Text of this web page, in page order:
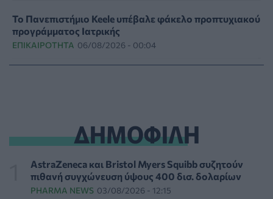
Το Πανεπιστήμιο Keele υπέβαλε φάκελο προπτυχιακού
προγράμματος Ιατρικής
ΕΠΙΚΑΙΡΌΤΗΤΑ 06/08/2026 - 00:04
Γεωργιάδης: «Δεν έπεσε η ψευδοροφή στα ΤΕΠ του
Νοσοκομείου Κορίνθου, την ξήλωσαν»
ΠΟΛΙΤΙΚΉ ΥΓΕΊΑΣ 05/08/2026 - 21:53
Ιαπωνικό θαύμα κατά της περιοδοντίτιδας:
ΔΗΜΟΦΙΛΗ
AstraZeneca και Bristol Myers Squibb συζητούν
πιθανή συγχώνευση ύψους 400 δισ. δολαρίων
PHARMA NEWS 03/08/2026 - 12:15